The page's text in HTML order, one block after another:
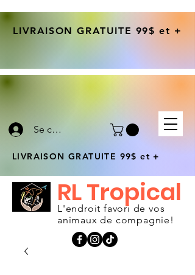
Se connecter
LIVRAISON GRATUITE 99$ et +
L'endroit favori de vos
animaux de compagnie!
RL Tropical
LIVRAISON GRATUITE 99$ et +